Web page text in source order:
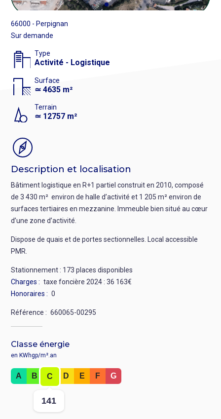
66000 - Perpignan
Sur demande
Type
Activité - Logistique
Surface
≃ 4635 m²
Terrain
≃ 12757 m²
Description et localisation
Bâtiment logistique en R+1 partiel construit en 2010, composé
de 3 430 m² environ de halle d’activité et 1 205 m² environ de
surfaces tertiaires en mezzanine. Immeuble bien situé au cœur
d’une zone d’activité.
Dispose de quais et de portes sectionnelles. Local accessible
PMR.
Stationnement : 173 places disponibles
Charges
taxe foncière 2024 : 36 163€
Honoraires
0
Référence 660065-00295
Classe énergie
en KWhgp/m².an
Rang
:
A B C D E F G
141